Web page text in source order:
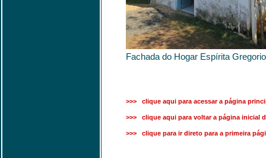
Fachada do Hogar Espírita
>>> clique aqui para acessar a página
>>> clique aqui para voltar a página inicial
>>> clique para ir direto para a primeira